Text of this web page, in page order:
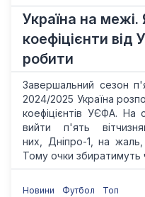
Україна на
коефіцієнти
робити
Завершальний сезон
2024/2025 Україна
коефіцієнтів УЄФА. На
вийти п'ять
них, Дніпро-1, на
Тому очки збиратимуть
Новини Футбол Топ